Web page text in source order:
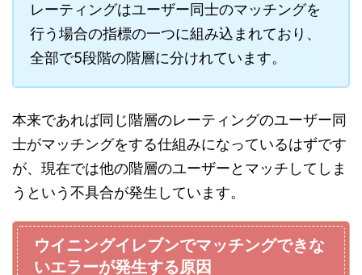
レーティングはユーザー同士のマッチングを
行う場合の指標の一つに組み込まれており、
全部で5段階の階層に分けれています。
本来であれば同じ階層のレーティングのユーザー同
士がマッチングをする仕組みになっているはずです
が、現在では他の階層のユーザーとマッチしてしま
うという不具合が発生しています。
ウイニングイレブンでマッチングできな
いエラーが発生する原因